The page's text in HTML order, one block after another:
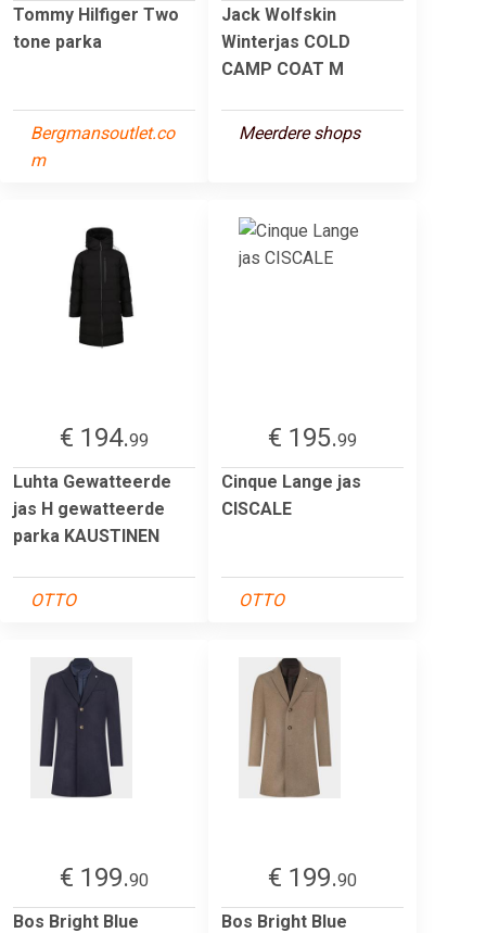
Tommy Hilfiger Two
tone parka
Bergmansoutlet.co
m
Jack Wolfskin
Winterjas COLD
CAMP COAT M
Meerdere shops
€ 194.99
Luhta Gewatteerde
jas H gewatteerde
parka KAUSTINEN
OTTO
€ 195.99
Cinque Lange jas
CISCALE
OTTO
€ 199.90
Bos Bright Blue
€ 199.90
Bos Bright Blue